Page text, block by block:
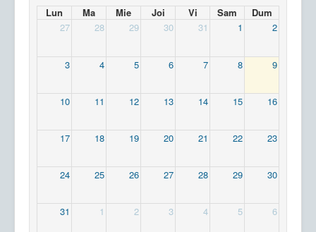
Lun Ma Mie Joi Vi Sam
Dum
27
28 29 30 31 1 2
3 4 5 6 7 8 9
10 11 12 13 14 15 16
17 18 19 20 21 22 23
24 25 26 27 28 29 30
31 1 2 3 4 5 6